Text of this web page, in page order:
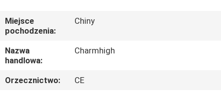
O
NAS
WYCIECZKA
FABRYCZNA
Miejsce
pochodzenia:
Chiny
Nazwa
handlowa:
Charmhigh
Orzecznictwo:
CE